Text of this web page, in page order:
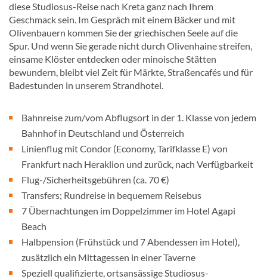
diese Studiosus-Reise nach Kreta ganz nach Ihrem
Geschmack sein. Im Gespräch mit einem Bäcker und mit
Olivenbauern kommen Sie der griechischen Seele auf die
Spur. Und wenn Sie gerade nicht durch Olivenhaine streifen,
einsame Klöster entdecken oder minoische Stätten
bewundern, bleibt viel Zeit für Märkte, Straßencafés und für
Badestunden in unserem Strandhotel.
Bahnreise zum/vom Abflugsort in der 1. Klasse von jedem
Bahnhof in Deutschland und Österreich
Linienflug mit Condor (Economy, Tarifklasse E) von
Frankfurt nach Heraklion und zurück, nach Verfügbarkeit
Flug-/Sicherheitsgebühren (ca. 70 €)
Transfers; Rundreise in bequemem Reisebus
7 Übernachtungen im Doppelzimmer im Hotel Agapi
Beach
Halbpension (Frühstück und 7 Abendessen im Hotel),
zusätzlich ein Mittagessen in einer Taverne
Speziell qualifizierte, ortsansässige Studiosus-